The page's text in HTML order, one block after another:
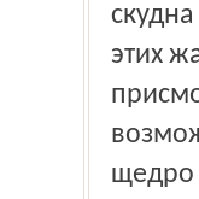
этих
щедро